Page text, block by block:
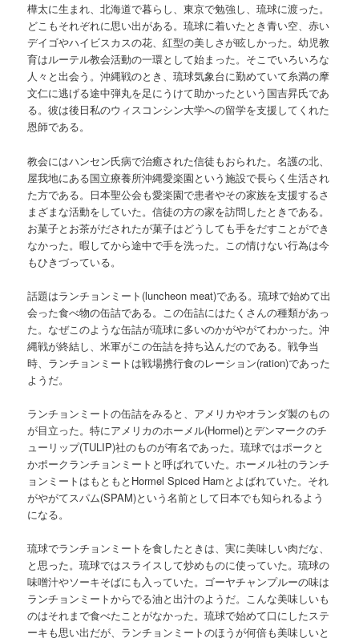
樺太に生まれ、北海道で暮らし、東京で勉強し、琉球に渡った。
どこもそれぞれに思い出がある。琉球に着いたとき青い空、赤い
デイゴやハイビスカスの花、紅型の美しさが眩しかった。幼児教
育はルーテル教会活動の一環として始まった。そこでいろいろな
人々と出会う。沖縄戦のとき、琉球気象台に勤めていて糸満の摩
文仁に逃げる途中弾丸を足にうけて助かったという国吉昇氏であ
る。彼は後日私のウィスコンシン大学への留学を支援してくれた
恩師である。
教会にはハンセン氏病で治癒された信徒もおられた。名護の北、
屋我地にある国立療養所沖縄愛楽園という施設で長らく生活され
た方である。日本聖公会も愛楽園で患者やその家族を支援するさ
まざまな活動をしていた。信徒の方の家を訪問したときである。
お菓子とお茶がだされたが菓子はどうしても手をだすことができ
なかった。暇してから途中で手を洗った。この情けない行為は今
もひきづっている。
話題はランチョンミート(luncheon meat)である。琉球で始めて出
会った食べ物の缶詰である。この缶詰にはたくさんの種類があっ
た。なぜこのような缶詰が琉球に多いのかがやがてわかった。沖
縄戦が終結し、米軍がこの缶詰を持ち込んだのである。戦争当
時、ランチョンミートは戦場携行食のレーション(ration)であった
ようだ。
ランチョンミートの缶詰をみると、アメリカやオランダ製のもの
が目立った。特にアメリカのホーメル(Hormel)とデンマークのチ
ューリップ(TULIP)社のものが有名であった。琉球ではポークと
かポークランチョンミートと呼ばれていた。ホーメル社のランチ
ョンミートはもともとHormel Spiced Hamとよばれていた。それ
がやがてスパム(SPAM)という名前として日本でも知られるよう
になる。
琉球でランチョンミートを食したときは、実に美味しい肉だな、
と思った。琉球ではスライスして炒めものに使っていた。琉球の
味噌汁やソーキそばにも入っていた。ゴーヤチャンプルーの味は
ランチョンミートからでる油と出汁のようだ。こんな美味しいも
のはそれまで食べたことがなかった。琉球で始めて口にしたステ
ーキも思い出だが、ランチョンミートのほうが何倍も美味しいと